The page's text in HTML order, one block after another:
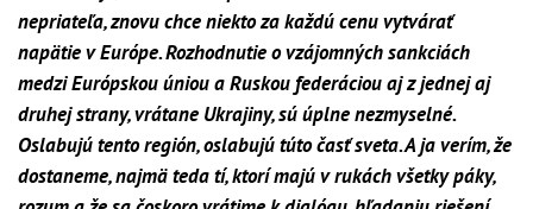
nepriateľa, znovu chce niekto za každú cenu vytvárať
napätie v Európe. Rozhodnutie o vzájomných sankciách
medzi Európskou úniou a Ruskou federáciou aj z jednej aj
druhej strany, vrátane Ukrajiny, sú úplne nezmyselné.
Oslabujú tento región, oslabujú túto časť sveta. A ja verím, že
dostaneme, najmä teda tí, ktorí majú v rukách všetky páky,